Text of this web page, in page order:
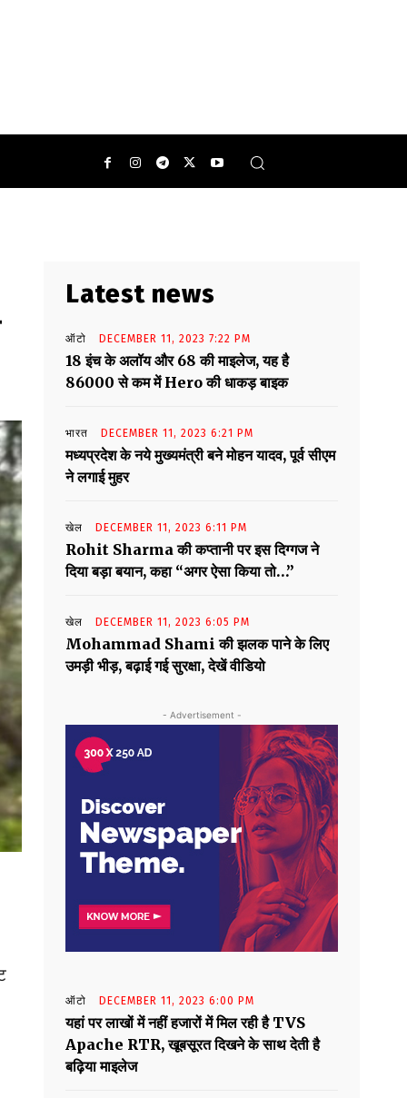
Latest news
ऑटो DECEMBER 11, 2023 7:22 PM
18 इंच के अलॉय और 68 की माइलेज, यह है
86000 से कम में Hero की धाकड़ बाइक
भारत DECEMBER 11, 2023 6:21 PM
मध्यप्रदेश के नये मुख्यमंत्री बने मोहन यादव, पूर्व सीएम
ने लगाई मुहर
खेल DECEMBER 11, 2023 6:11 PM
Rohit Sharma की कप्तानी पर इस दिग्गज ने
दिया बड़ा बयान, कहा “अगर ऐसा किया तो…”
खेल DECEMBER 11, 2023 6:05 PM
Mohammad Shami की झलक पाने के लिए
उमड़ी भीड़, बढ़ाई गई सुरक्षा, देखें वीडियो
- Advertisement -
ऑटो DECEMBER 11, 2023 6:00 PM
यहां पर लाखों में नहीं हजारों में मिल रही है TVS
Apache RTR, खूबसूरत दिखने के साथ देती है
बढ़िया माइलेज